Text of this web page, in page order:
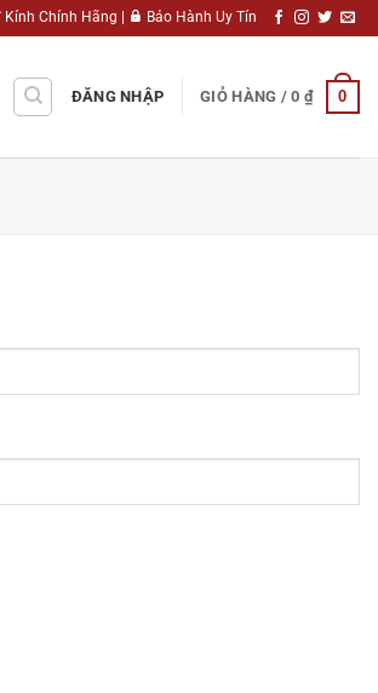
Kính Chính Hãng | Bảo Hành Uy Tín
ĐĂNG NHẬP GIỎ HÀNG /0 ₫ 0